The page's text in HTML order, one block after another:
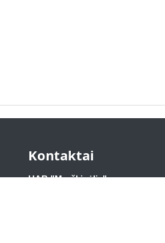
Kontaktai
UAB "Marškinėlis"